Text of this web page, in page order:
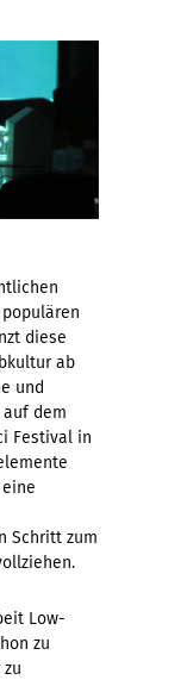
diese
ab
und
dem
Festival in
Schritt zum
Low-
zu